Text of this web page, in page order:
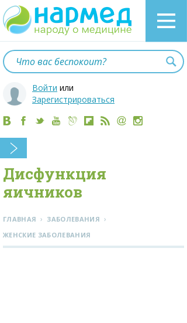
Войти или
Зарегистрироваться
Дисфункция
яичников
ГЛАВНАЯ › ЗАБОЛЕВАНИЯ ›
ЖЕНСКИЕ ЗАБОЛЕВАНИЯ